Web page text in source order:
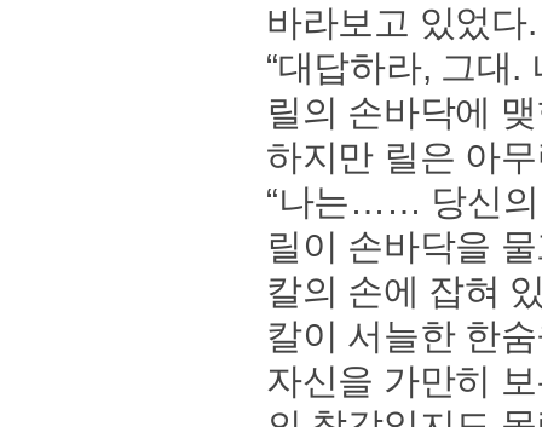
바라보고 있었다.
“대답하라, 그대.
릴의 손바닥에
하지만 릴은 아
“나는…… 당신의
릴이 손바닥을
칼의 손에 잡혀
칼이 서늘한 한
자신을 가만히